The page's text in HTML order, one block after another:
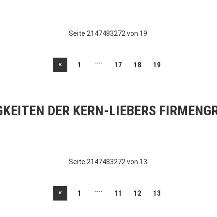
Seite 2147483272 von 19.
« 1 .... 17 18 19
DER KERN-LIEBERS
Seite 2147483272 von 13.
« 1 .... 11 12 13